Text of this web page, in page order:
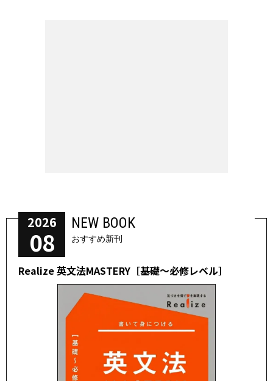
2026
08
NEW BOOK
おすすめ新刊
Realize 英文法MASTERY［基礎～必修レベル］